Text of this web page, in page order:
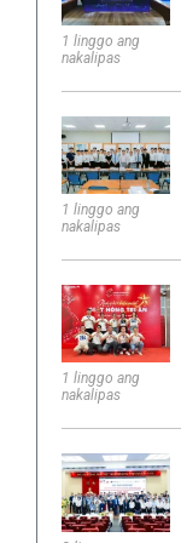
1 linggo ang
nakalipas
1 linggo ang
nakalipas
1 linggo ang
nakalipas